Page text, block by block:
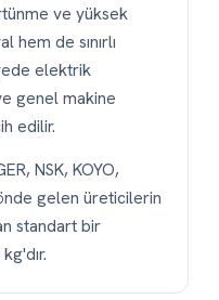
ve yüksek
de sınırlı
elektrik
genel makine
edilir.
NSK, KOYO,
gelen üreticilerin
standart bir